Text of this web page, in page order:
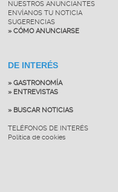
NUESTROS ANUNCIANTES
ENVÍANOS TU NOTICIA
SUGERENCIAS
» CÓMO ANUNCIARSE
DE INTERÉS
» GASTRONOMÍA
» ENTREVISTAS
» BUSCAR NOTICIAS
TELÉFONOS DE INTERÉS
Política de cookies